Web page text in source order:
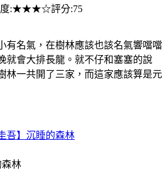
度:★★★☆評分:75
有名氣，在樹林應該也該名氣響噹噹
就會大排長龍。就不仔和塞塞的說
林一共開了三家，而這家應該算是元
吾】沉睡的森林